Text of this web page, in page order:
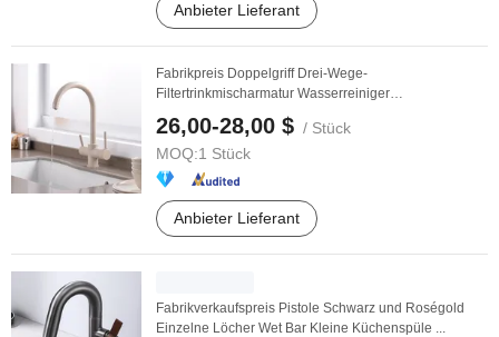
Anbieter Lieferant
Fabrikpreis Doppelgriff Drei-Wege-
Filtertrinkmischarmatur Wasserreiniger
Küchenspülenarmatur
26,00-28,00 $ / Stück
MOQ:1 Stück
Anbieter Lieferant
Fabrikverkaufspreis Pistole Schwarz und Roségold
Einzelne Löcher Wet Bar Kleine Küchenspüle ...